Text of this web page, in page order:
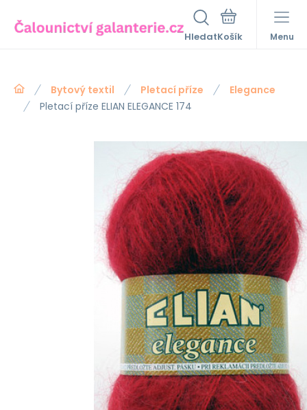
Hledat Menu
Bytový textil Pletací příze
Elegance
Pletací příze ELIAN ELEGANCE 174